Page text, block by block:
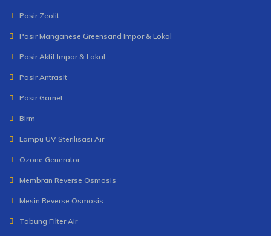
Pasir Zeolit
Pasir Manganese Greensand Impor & Lokal
Pasir Aktif Impor & Lokal
Pasir Antrasit
Pasir Garnet
Birm
Lampu UV Sterilisasi Air
Ozone Generator
Membran Reverse Osmosis
Mesin Reverse Osmosis
Tabung Filter Air